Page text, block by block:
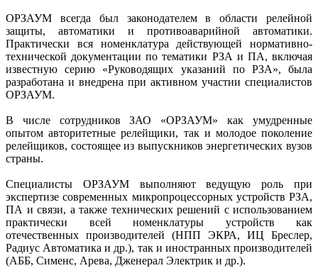
ОРЗАУМ всегда был законодателем в области релейной
защиты, автоматики и противоаварийной автоматики.
Практически вся номенклатура действующей нормативно-
технической документации по тематики РЗА и ПА, включая
известную серию «Руководящих указаний по РЗА», была
разработана и внедрена при активном участии специалистов
ОРЗАУМ.
В числе сотрудников ЗАО «ОРЗАУМ» как умудренные
опытом авторитетные релейщики, так и молодое поколение
релейщиков, состоящее из выпускников энергетических вузов
страны.
Специалисты ОРЗАУМ выполняют ведущую роль при
экспертизе современных микропроцессорных устройств РЗА,
ПА и связи, а также технических решений с использованием
практически всей номенклатуры устройств как
отечественных производителей (НПП ЭКРА, ИЦ Бреслер,
Радиус Автоматика и др.), так и иностранных производителей
(АББ, Сименс, Арева, Дженерал Электрик и др.).